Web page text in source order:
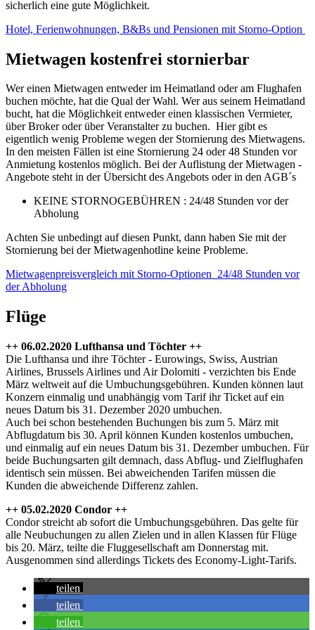
sicherlich eine gute Möglichkeit.
Hotel, Ferienwohnungen, B&Bs und Pensionen mit Storno-Option
Mietwagen kostenfrei stornierbar
Wer einen Mietwagen entweder im Heimatland oder am Flughafen
buchen möchte, hat die Qual der Wahl. Wer aus seinem Heimatland
bucht, hat die Möglichkeit entweder einen klassischen Vermieter,
über Broker oder über Veranstalter zu buchen. Hier gibt es
eigentlich wenig Probleme wegen der Stornierung des Mietwagens.
In den meisten Fällen ist eine Stornierung 24 oder 48 Stunden vor
Anmietung kostenlos möglich. Bei der Auflistung der Mietwagen -
Angebote steht in der Übersicht des Angebots oder in den AGB´s
KEINE STORNOGEBÜHREN : 24/48 Stunden vor der
Abholung
Achten Sie unbedingt auf diesen Punkt, dann haben Sie mit der
Stornierung bei der Mietwagenhotline keine Probleme.
Mietwagenpreisvergleich mit Storno-Optionen 24/48 Stunden vor
der Abholung
Flüge
++ 06.02.2020 Lufthansa und Töchter ++
Die Lufthansa und ihre Töchter - Eurowings, Swiss, Austrian
Airlines, Brussels Airlines und Air Dolomiti - verzichten bis Ende
März weltweit auf die Umbuchungsgebühren. Kunden können laut
Konzern einmalig und unabhängig vom Tarif ihr Ticket auf ein
neues Datum bis 31. Dezember 2020 umbuchen.
Auch bei schon bestehenden Buchungen bis zum 5. März mit
Abflugdatum bis 30. April können Kunden kostenlos umbuchen,
und einmalig auf ein neues Datum bis 31. Dezember umbuchen. Für
beide Buchungsarten gilt demnach, dass Abflug- und Zielflughafen
identisch sein müssen. Bei abweichenden Tarifen müssen die
Kunden die abweichende Differenz zahlen.
++ 05.02.2020 Condor ++
Condor streicht ab sofort die Umbuchungsgebühren. Das gelte für
alle Neubuchungen zu allen Zielen und in allen Klassen für Flüge
bis 20. März, teilte die Fluggesellschaft am Donnerstag mit.
Ausgenommen sind allerdings Tickets des Economy-Light-Tarifs.
teilen
teilen
teilen